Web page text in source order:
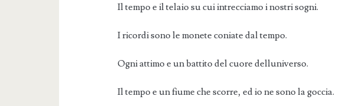
Il tempo e il telaio su cui intrecciamo i nostri sogni.
I ricordi sono le monete coniate dal tempo.
Ogni attimo e un battito del cuore delluniverso.
Il tempo e un fiume che scorre, ed io ne sono la goccia.